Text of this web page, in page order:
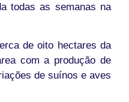
todas as semanas na
de oito hectares da
com a produção de
de suínos e aves